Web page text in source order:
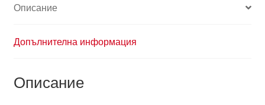
206
Описание
Допълнителна информация
Описание